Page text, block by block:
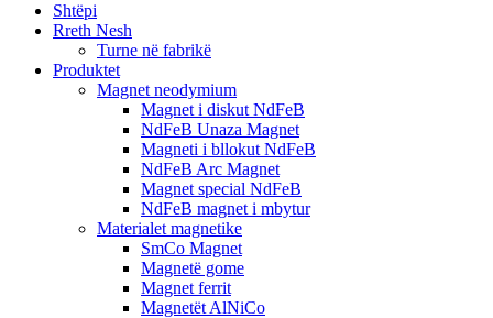
Shtëpi
Rreth Nesh
Turne në fabrikë
Produktet
Magnet neodymium
Magnet i diskut NdFeB
NdFeB Unaza Magnet
Magneti i bllokut NdFeB
NdFeB Arc Magnet
Magnet special NdFeB
NdFeB magnet i mbytur
Materialet magnetike
SmCo Magnet
Magnetë gome
Magnet ferrit
Magnetët AlNiCo